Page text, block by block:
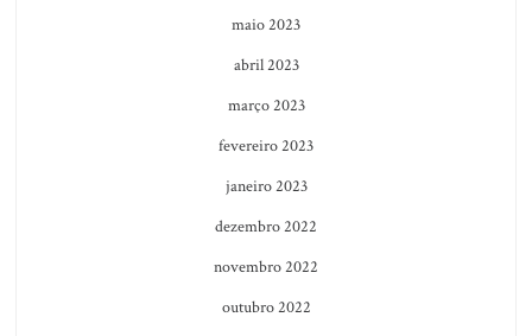
maio 2023
abril 2023
março 2023
fevereiro 2023
janeiro 2023
dezembro 2022
novembro 2022
outubro 2022